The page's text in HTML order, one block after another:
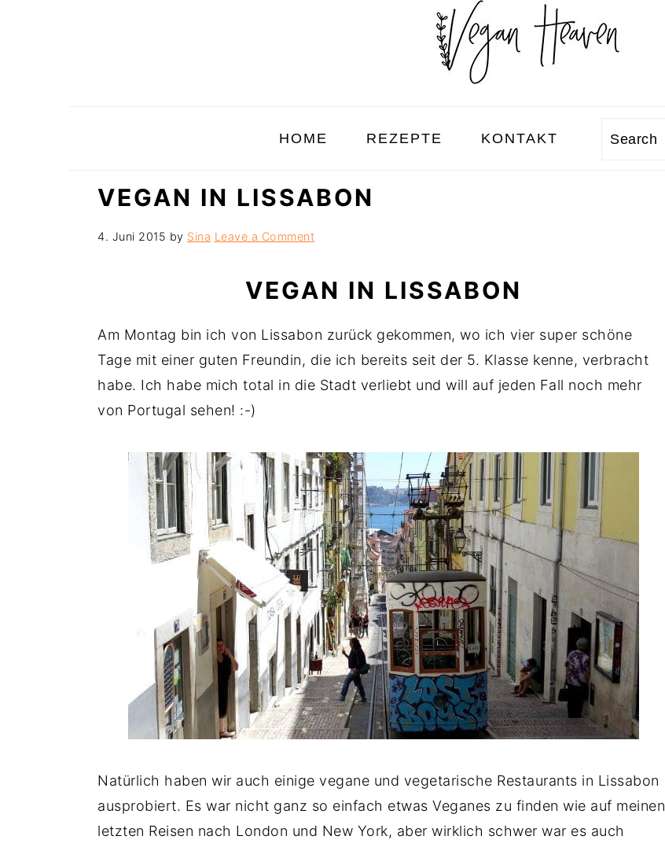
HOME REZEPTE KONTAKT Search
VEGAN IN LISSABON
4. Juni 2015 by Sina Leave a Comment
VEGAN IN LISSABON
Am Montag bin ich von Lissabon zurück gekommen, wo ich vier super schöne
Tage mit einer guten Freundin, die ich bereits seit der 5. Klasse kenne, verbracht
habe. Ich habe mich total in die Stadt verliebt und will auf jeden Fall noch mehr
von Portugal sehen! :-)
Natürlich haben wir auch einige vegane und vegetarische Restaurants in Lissabon
ausprobiert. Es war nicht ganz so einfach etwas Veganes zu finden wie auf meinen
letzten Reisen nach London und New York, aber wirklich schwer war es auch